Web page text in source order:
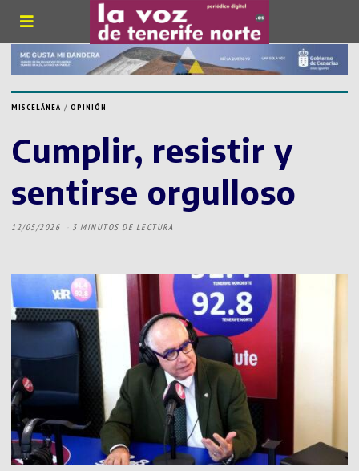
MISCELÁNEA / OPINIÓN
Cumplir, resistir y
sentirse orgulloso
12/05/2026 3 MINUTOS DE LECTURA